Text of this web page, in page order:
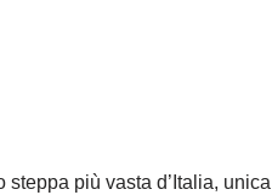
più vasta d’Italia,